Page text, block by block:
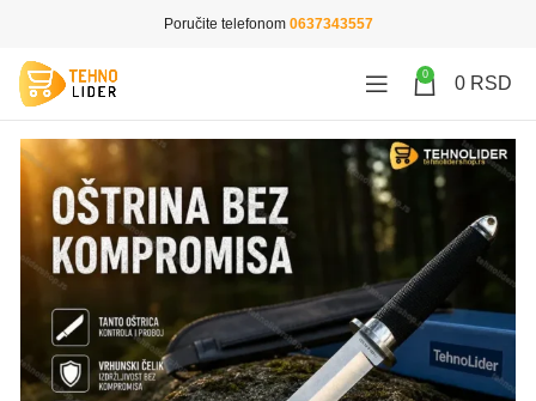
Poručite telefonom 0637343557
0 0 RSD